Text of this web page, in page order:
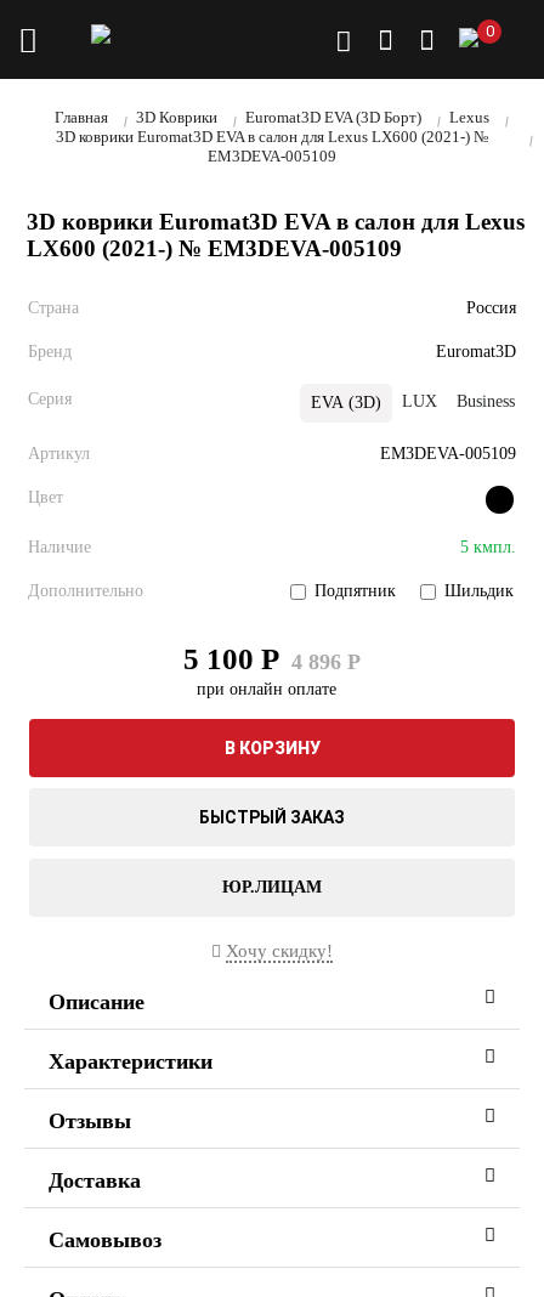
0
Главная 3D Коврики Euromat3D EVA (3D Борт)
Lexus
3D коврики Euromat3D EVA в салон для Lexus LX600 (2021-) №
EM3DEVA-005109
3D коврики Euromat3D EVA в салон для Lexus
LX600 (2021-) № EM3DEVA-005109
Страна Россия
Бренд Euromat3D
Серия EVA (3D) LUX Business
Артикул EM3DEVA-005109
Цвет
Наличие 5 кмпл.
Дополнительно Подпятник Шильдик
5 100 Р 4 896 Р
при онлайн оплате
В КОРЗИНУ
БЫСТРЫЙ ЗАКАЗ
ЮР.ЛИЦАМ
Хочу скидку!
Описание
Характеристики
Отзывы
Доставка
Самовывоз